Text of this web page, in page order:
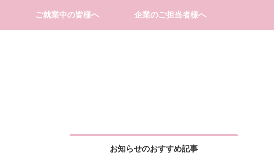
ご就業中の皆様へ 企業のご担当者様へ
お知らせのおすすめ記事